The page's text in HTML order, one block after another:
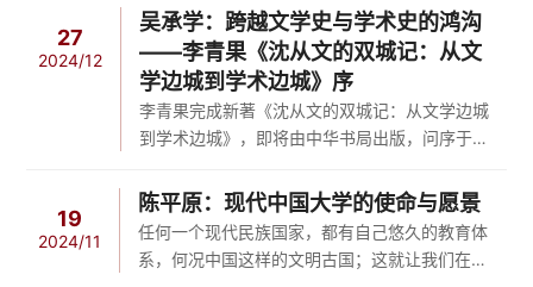
曲、乐官、乐户、女乐等存在密...
传》《春秋谷梁传》《论语》《孝经》《尔雅》
《孟子》。十三经的编成，经历了一个从六经到
五经、七经、九经、十二经、十三经的长期的不
断丰满的过程。先秦时期，儒家经典只有六部，
即《诗》《书》《礼》《乐》《易》《春秋》，
时称“六经”，这是中华民族的文化元典。六经之
27
2024/12
吴承学：跨越文学史与学术史的鸿沟
——李青果《沈从文的双城记：从文
学边城到学术边城》序
李青果完成新著《沈从文的双城记：从文学边城
到学术边城》，即将由中华书局出版，问序于
三十年了。1996年青果考入中山大学中文系，
攻读中国现当代文学专业硕士学位，我当时负责
中文系的研究生工作，对他的勤读善写印象颇
深；2007年，我受学校之命，兼任《中山大学
19
2024/11
陈平原：现代中国大学的使命与愿景
任何一个现代民族国家，都有自己悠久的教育体
系，何况中国这样的文明古国；这就让我们在书